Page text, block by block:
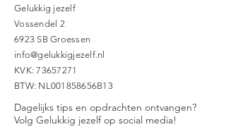
Gelukkig jezelf
Vossendel 2
6923 SB Groessen
info@gelukkigjezelf.nl
KVK:73657271
BTW: NL001858656B13
Dagelijks tips en opdrachten ontvangen?
Volg Gelukkig jezelf op social media!